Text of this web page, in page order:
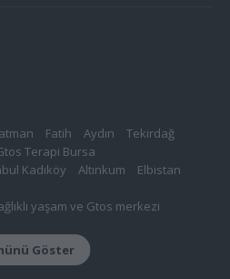
Göster
Fatih Aydın
Tekirdağ
Terapi Bursa
Kadıköy Altınkum
Elbistan
yaşam ve Gtos merkezi
Aksaray
Bursa Nilüfer Physioclinic